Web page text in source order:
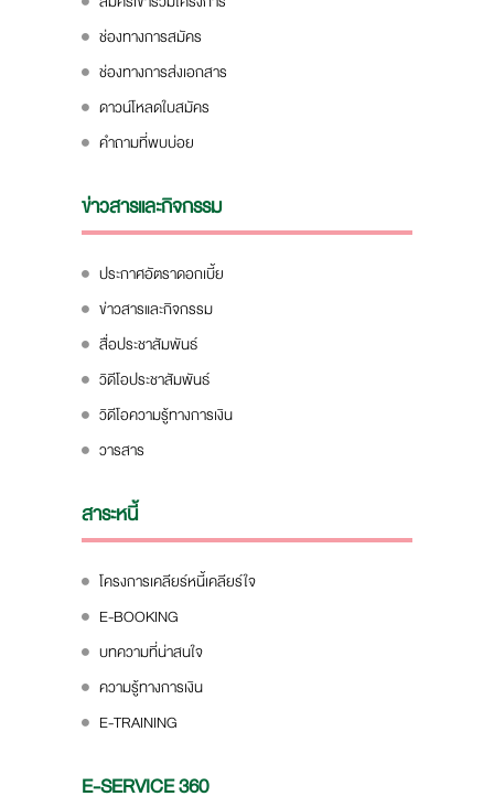
ช่องทางการสมัคร
ช่องทางการส่งเอกสาร
ดาวน์โหลดใบสมัคร
คำถามที่พบบ่อย
ข่าวสารและกิจกรรม
ประกาศอัตราดอกเบี้ย
ข่าวสารและกิจกรรม
สื่อประชาสัมพันธ์
วิดีโอประชาสัมพันธ์
วิดีโอความรู้ทางการเงิน
วารสาร
สาระหนี้
โครงการเคลียร์หนี้เคลียร์ใจ
E-BOOKING
บทความที่น่าสนใจ
ความรู้ทางการเงิน
E-TRAINING
E-SERVICE 360